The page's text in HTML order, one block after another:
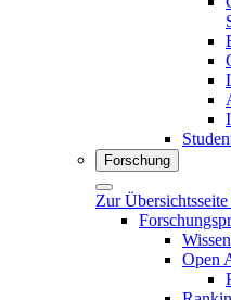
Forschung
Zur Übersichtsseite
Open